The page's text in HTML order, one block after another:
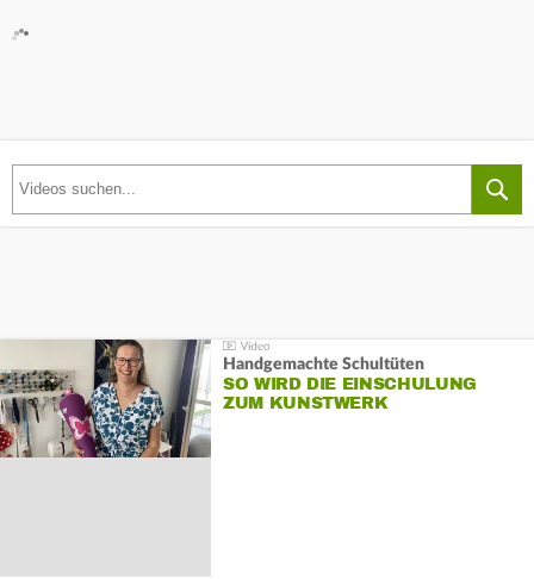
Handgemachte Schultüten
SO WIRD DIE EINSCHULUNG
ZUM KUNSTWERK